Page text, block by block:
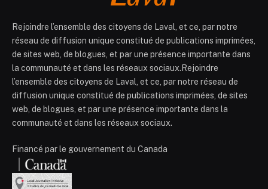
Rejoindre l’ensemble des citoyens de Laval, et ce, par notre
réseau de diffusion unique constitué de publications imprimées,
de sites web, de blogues, et par une présence importante dans
la communauté et dans les réseaux sociaux.Rejoindre
l’ensemble des citoyens de Laval, et ce, par notre réseau de
diffusion unique constitué de publications imprimées, de sites
web, de blogues, et par une présence importante dans la
communauté et dans les réseaux sociaux.
Financé par le gouvernement du Canada